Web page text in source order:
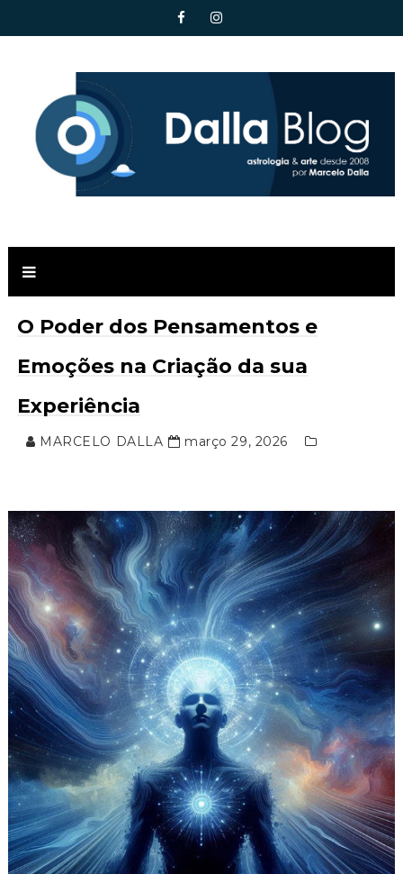
O Poder dos Pensamentos e
Emoções na Criação da sua
Experiência
MARCELO DALLA março 29, 2026